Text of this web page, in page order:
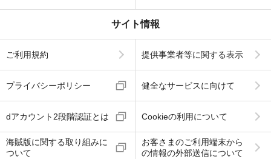
サイト情報
ご利用規約 提供事業者等に関する表示
プライバシーポリシー 健全なサービスに向けて
dアカウント2段階認証とは Cookieの利用について
海賊版に関する取り組みに
ついて
お客さまのご利用端末から
の情報の外部送信について